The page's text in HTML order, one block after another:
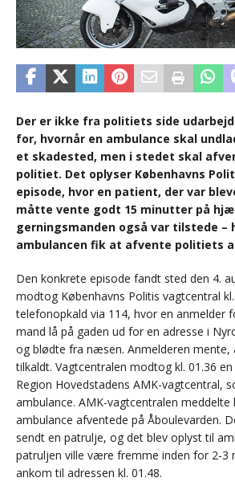
Der er ikke fra politiets side
for, hvornår en ambulance skal
et skadested, men i stedet skal
politiet. Det oplyser Københavns
episode, hvor en patient, der var
måtte vente godt 15 minutter på
gerningsmanden også var tilstede –
ambulancen fik at afvente politiets
Den konkrete episode fandt sted den 4.
modtog Københavns Politis vagtcentral
telefonopkald via 114, hvor en anmelder
mand lå på gaden ud for en adresse i
og blødte fra næsen. Anmelderen mente,
tilkaldt. Vagtcentralen modtog kl. 01.36
Region Hovedstadens AMK-vagtcentral,
ambulance. AMK-vagtcentralen meddelte
ambulance afventede på Åboulevarden.
sendt en patrulje, og det blev oplyst til
patruljen ville være fremme inden for 2-3
ankom til adressen kl. 01.48.